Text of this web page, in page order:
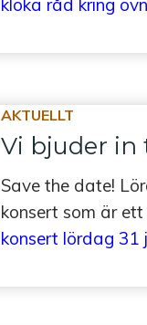
kloka råd kring
AKTUELLT
Vi bjuder in
Save the date!
konsert som är
konsert lördag 31